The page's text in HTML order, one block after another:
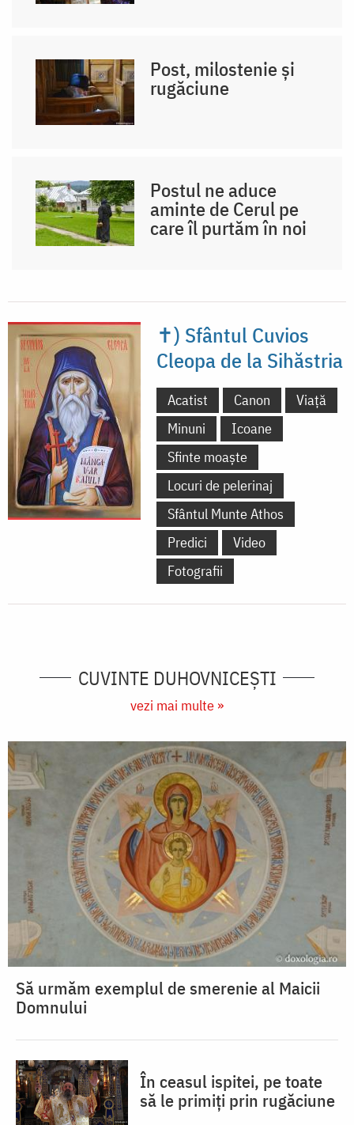
Post, milostenie și
rugăciune
Postul ne aduce
aminte de Cerul pe
care îl purtăm în noi
✝) Sfântul Cuvios
Cleopa de la Sihăstria
Acatist Canon
Viață
Minuni
Icoane
Sfinte moaște
Locuri de pelerinaj
Sfântul Munte Athos
Predici
Video
Fotografii
CUVINTE DUHOVNICEȘTI
vezi mai multe »
Să urmăm exemplul de smerenie al Maicii
Domnului
În ceasul ispitei, pe toate
să le primiți prin rugăciune